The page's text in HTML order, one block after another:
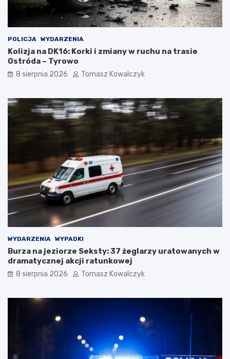
POLICJA WYDARZENIA
Kolizja na DK16: Korki i zmiany w ruchu na trasie
Ostróda – Tyrowo
8 sierpnia 2026 Tomasz Kowalczyk
WYDARZENIA WYPADKI
Burza na jeziorze Seksty: 37 żeglarzy uratowanych w
dramatycznej akcji ratunkowej
8 sierpnia 2026 Tomasz Kowalczyk